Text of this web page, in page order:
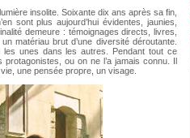
insolite. Soixante dix ans après sa fin,
sont plus aujourd’hui évidentes, jaunies,
demeure : témoignages directs, livres,
matériau brut d’une diversité déroutante.
les unes dans les autres. Pendant tout ce
ou on ne l’a jamais connu. Il
une pensée propre, un visage.